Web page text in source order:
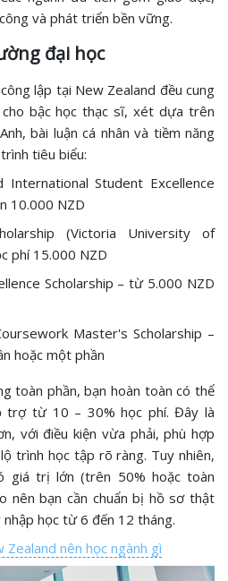
và phát triển bền vững.
đại học
lập tại New Zealand đều cung
bậc học thạc sĩ, xét dựa trên
bài luận cá nhân và tiềm năng
tiêu biểu:
International Student Excellence
10.000 NZD
(Victoria University of
phí 15.000 NZD
Scholarship – từ 5.000 NZD
Master's Scholarship –
hoặc một phần
toàn phần, bạn hoàn toàn có thể
trợ từ 10 – 30% học phí. Đây là
với điều kiện vừa phải, phù hợp
trình học tập rõ ràng. Tuy nhiên,
giá trị lớn (trên 50% hoặc toàn
nên bạn cần chuẩn bị hồ sơ thật
học từ 6 đến 12 tháng.
Zealand nên học ngành gì